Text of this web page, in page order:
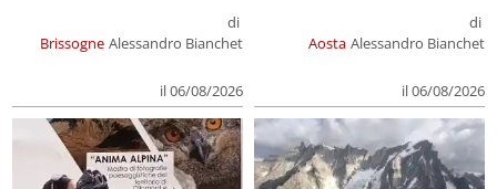
Brissogne
di
Alessandro Bianchet
il 06/08/2026
Aosta
di
Alessandro Bianchet
il 06/08/2026